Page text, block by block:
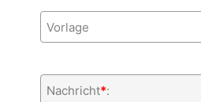
Vorlage
Nachricht*: